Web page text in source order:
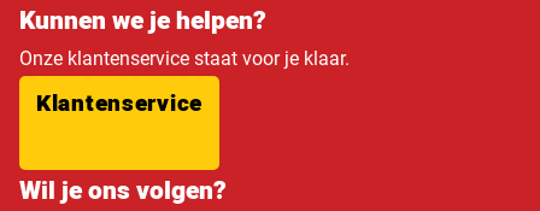
Kunnen we je helpen?
Onze klantenservice staat voor je klaar.
Klantenservice
Wil je ons volgen?